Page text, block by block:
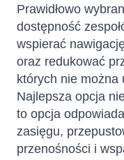
Prawidłowo
dostępność
wspierać
oraz redukować
których nie można
Najlepsza opcja
to opcja
zasięgu,
przenośności i